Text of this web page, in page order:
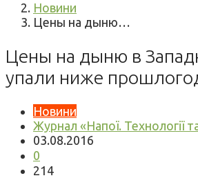
Новини
Цены на дыню…
Цены на дыню в
упали ниже
Новини
Журнал «Напої. Технології та
03.08.2016
0
214